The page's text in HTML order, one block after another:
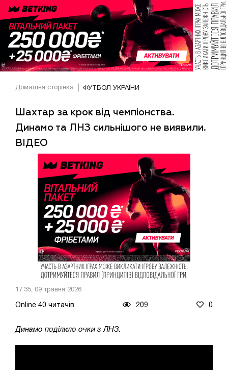
Домашня сторінка ФУТБОЛ УКРАЇНИ
Шахтар за крок від чемпіонства.
Динамо та ЛНЗ сильнішого не виявили.
ВІДЕО
17:35, 09 травня 2026
Online 40 читачів 209 0
Динамо поділило очки з ЛНЗ.